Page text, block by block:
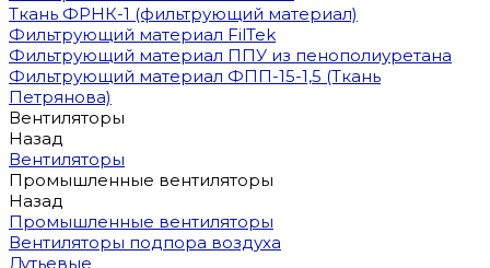
Ткань ФРНК-1 (фильтрующий материал)
Фильтрующий материал FilTek
Фильтрующий материал ППУ из пенополиуретана
Фильтрующий материал ФПП-15-1,5 (Ткань
Петрянова)
Вентиляторы
Назад
Вентиляторы
Промышленные вентиляторы
Назад
Промышленные вентиляторы
Вентиляторы подпора воздуха
Дутьевые